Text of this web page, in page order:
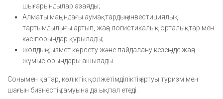
шығарындылар азаяды;
Алматы маңындағы аумақтардың инвестициялық
тартымдылығы артып, жаңа логистикалық орталықтар мен
кәсіпорындар құрылады;
жолдың қызмет көрсету және пайдалану кезеңінде жаңа
жұмыс орындары ашылады.
Сонымен қатар, көліктік қолжетімділіктің артуы туризм мен
шағын бизнестің дамуына да ықпал етеді.